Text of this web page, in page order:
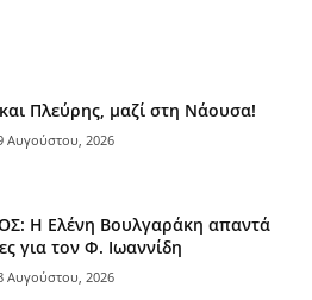
Πλεύρης, μαζί στη Νάουσα!
Αυγούστου, 2026
Η Ελένη Βουλγαράκη απαντά
για τον Φ. Ιωαννίδη
Αυγούστου, 2026